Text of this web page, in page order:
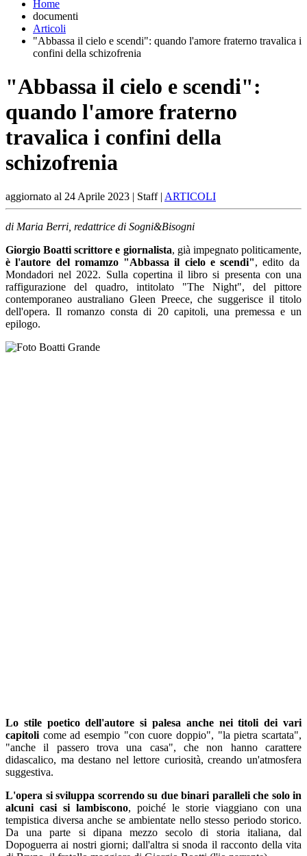
Home
documenti
Articoli
"Abbassa il cielo e scendi": quando l'amore fraterno travalica i
confini della schizofrenia
"Abbassa il cielo e scendi":
quando l'amore fraterno
travalica i confini della
schizofrenia
aggiornato al 24 Aprile 2023 | Staff | ARTICOLI
di Maria Berri, redattrice di Sogni&Bisogni
Giorgio Boatti scrittore e giornalista, già impegnato politicamente,
è l'autore del romamzo "Abbassa il cielo e scendi", edito da
Mondadori nel 2022. Sulla copertina il libro si presenta con una
raffigurazione del quadro, intitolato "The Night", del pittore
contemporaneo australiano Gleen Preece, che suggerisce il titolo
dell'opera. Il romanzo consta di 20 capitoli, una premessa e un
epilogo.
Lo stile poetico dell'autore si palesa anche nei titoli dei vari
capitoli come ad esempio "con cuore doppio", "la pietra scartata",
"anche il passero trova una casa", che non hanno carattere
didascalico, ma destano nel lettore curiosità, creando un'atmosfera
suggestiva.
L'opera si sviluppa scorrendo su due binari paralleli che solo in
alcuni casi si lambiscono, poiché le storie viaggiano con una
tempistica diversa anche se ambientate nello stesso periodo storico.
Da una parte si dipana mezzo secolo di storia italiana, dal
Dopoguerra ai nostri giorni; dall'altra si snoda il racconto della vita